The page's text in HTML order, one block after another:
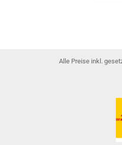
Alle Preise inkl.